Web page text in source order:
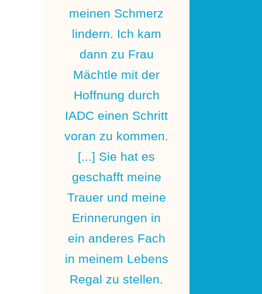
meinen Schmerz
lindern. Ich kam
dann zu Frau
Mächtle mit der
Hoffnung durch
IADC einen Schritt
voran zu kommen.
[...] Sie hat es
geschafft meine
Trauer und meine
Erinnerungen in
ein anderes Fach
in meinem Lebens
Regal zu stellen.